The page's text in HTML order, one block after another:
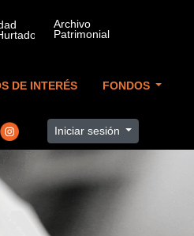
DE INTERÉS FONDOS
Iniciar sesión